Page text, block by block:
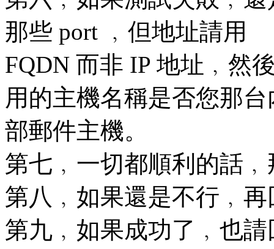
那些 port ﹐但地址請用
FQDN 而非 IP 地址﹐然
用的主機名稱是否您那台
部郵件主機。
第七﹐一切都順利的話
第八﹐如果還是不行﹐
第九﹐如果成功了﹐也